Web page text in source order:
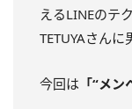
えるLINEのテ
TETUYAさんに
今回は 「“メ